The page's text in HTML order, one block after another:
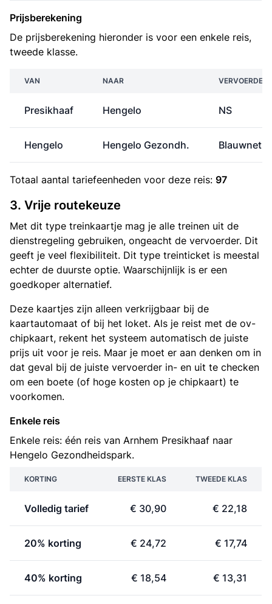
Prijsberekening
De prijsberekening hieronder is voor een enkele reis,
tweede klasse.
VAN NAAR VERVOERDER
Presikhaaf Hengelo NS
Hengelo Hengelo Gezondh. Blauwnet
Totaal aantal tariefeenheden voor deze reis: 97
3. Vrije routekeuze
Met dit type treinkaartje mag je alle treinen uit de
dienstregeling gebruiken, ongeacht de vervoerder. Dit
geeft je veel flexibiliteit. Dit type treinticket is meestal
echter de duurste optie. Waarschijnlijk is er een
goedkoper alternatief.
Deze kaartjes zijn alleen verkrijgbaar bij de
kaartautomaat of bij het loket. Als je reist met de ov-
chipkaart, rekent het systeem automatisch de juiste
prijs uit voor je reis. Maar je moet er aan denken om in
dat geval bij de juiste vervoerder in- en uit te checken
om een boete (of hoge kosten op je chipkaart) te
voorkomen.
Enkele reis
Enkele reis: één reis van Arnhem Presikhaaf naar
Hengelo Gezondheidspark.
KORTING EERSTE KLAS TWEEDE KLAS
Volledig tarief € 30,90 € 22,18
20% korting € 24,72 € 17,74
40% korting € 18,54 € 13,31